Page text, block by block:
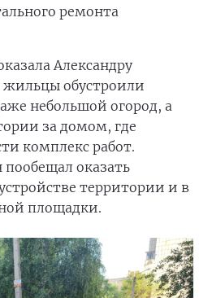
ремонта
Александру
жильцы обустроили
небольшой огород, а
за домом, где
комплекс работ.
оказать
территории и в
площадки.